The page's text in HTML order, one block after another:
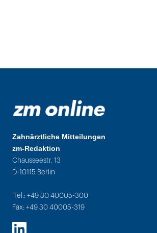
Zahnärztliche Mitteilungen
zm-Redaktion
Chausseestr. 13
D-10115 Berlin
Tel.: +49 30 40005-300
Fax: +49 30 40005-319